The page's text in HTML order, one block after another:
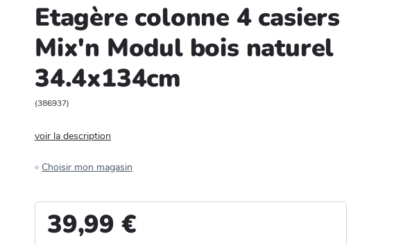
Etagère colonne 4 casiers
Mix'n Modul bois naturel
34.4x134cm
(386937)
voir la description
Choisir mon magasin
39,99 €